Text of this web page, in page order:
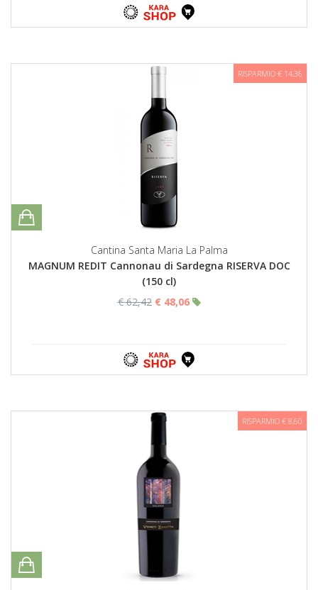
RISPARMIO € 14,36
Cantina Santa Maria La Palma
MAGNUM REDIT Cannonau di Sardegna RISERVA DOC
(150 cl)
€ 62,42 € 48,06
RISPARMIO € 8,60